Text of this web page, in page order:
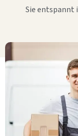
Sie entspannt